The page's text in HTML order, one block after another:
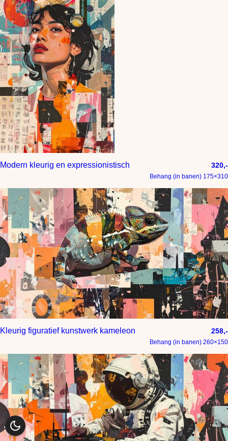
Modern kleurig en expressionistisch 320,-
Behang (in banen) 175×310
Kleurig figuratief kunstwerk kameleon 258,-
Behang (in banen) 260×150